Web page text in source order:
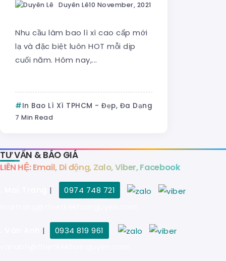
Duyên Lê10 November, 2021
Nhu cầu làm bao lì xì cao cấp mới
lạ và đặc biệt luôn HOT mỗi dịp
cuối năm. Hôm nay,...
In Bao Lì Xì TPHCM - Đẹp, Đa Dạng
7 Min Read
TƯ VẤN & BÁO GIÁ
LIÊN HỆ: Email, Di động, Zalo, Viber, Facebook
|
0974 748 721
|
0934 819 961